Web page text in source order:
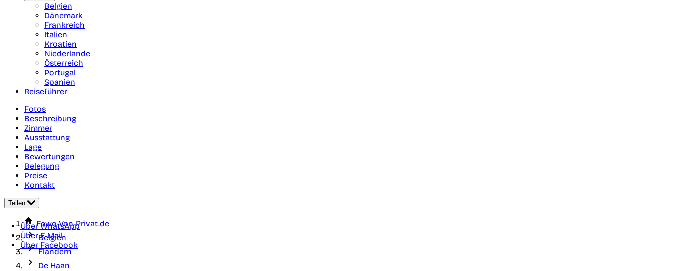
Belgien
Dänemark
Frankreich
Italien
Kroatien
Niederlande
Österreich
Portugal
Spanien
Reiseführer
Fotos
Beschreibung
Zimmer
Ausstattung
Lage
Bewertungen
Belegung
Preise
Kontakt
Teilen
Über WhatsApp
Über E-Mail
Über Facebook
Fewo-Von-Privat.de
Belgien
Flandern
De Haan